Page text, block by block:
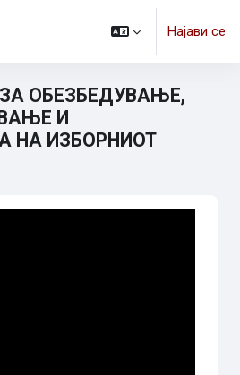
Најави се
ОБЕЗБЕДУВАЊЕ,
И
НА ИЗБОРНИОТ